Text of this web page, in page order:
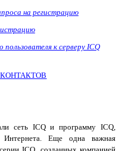
на регистрацию
пользователя к серверу ICQ
сеть ICQ и программуICQ,
Интернета. Еще одна важная